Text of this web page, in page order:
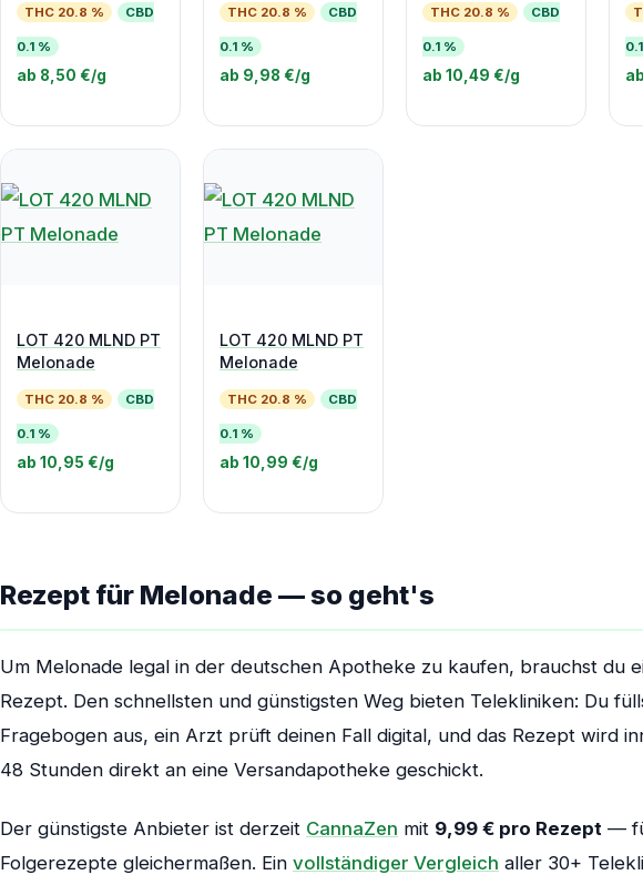
THC 20.8 % CBD
0.1 %
ab 8,50 €/g
THC 20.8 % CBD
0.1 %
ab 9,98 €/g
THC 20.8 % CBD
0.1 %
ab 10,49 €/g
LOT 420 MLND PT
Melonade
THC 20.8 % CBD
0.1 %
ab 10,95 €/g
LOT 420 MLND PT
Melonade
THC 20.8 % CBD
0.1 %
ab 10,99 €/g
Rezept für Melonade — so geht's
Um Melonade legal in der deutschen Apotheke zu kaufen, brauchst du
Rezept. Den schnellsten und günstigsten Weg bieten Telekliniken: Du
Fragebogen aus, ein Arzt prüft deinen Fall digital, und das Rezept wird
48 Stunden direkt an eine Versandapotheke geschickt.
Der günstigste Anbieter ist derzeit CannaZen mit 9,99 € pro Rezept —
Folgerezepte gleichermaßen. Ein vollständiger Vergleich aller 30+